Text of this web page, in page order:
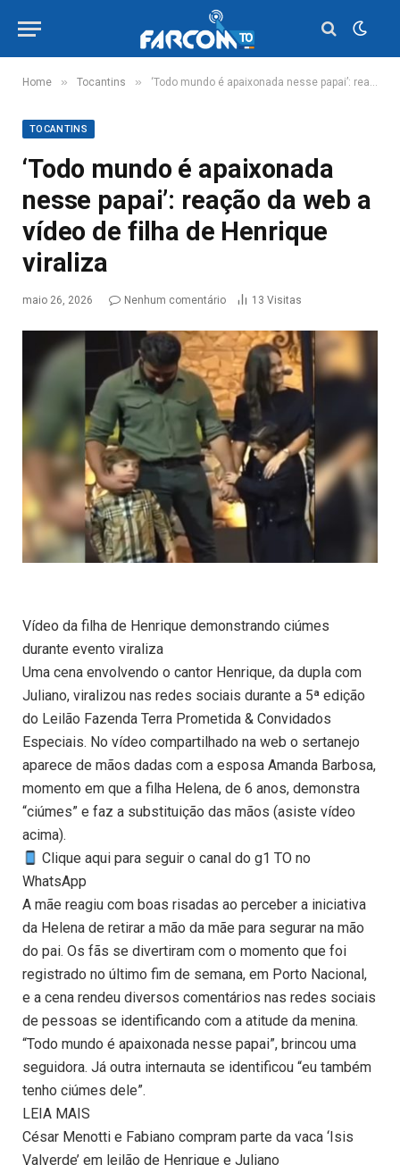
Home » Tocantins » ‘Todo mundo é apaixonada nesse papai’: reação da web a vídeo de filha de Henrique viraliza
TOCANTINS
‘Todo mundo é apaixonada
nesse papai’: reação da web a
vídeo de filha de Henrique
viraliza
maio 26, 2026 Nenhum comentário 13 Visitas
Vídeo da filha de Henrique demonstrando ciúmes
durante evento viraliza
Uma cena envolvendo o cantor Henrique, da dupla com
Juliano, viralizou nas redes sociais durante a 5ª edição
do Leilão Fazenda Terra Prometida & Convidados
Especiais. No vídeo compartilhado na web o sertanejo
aparece de mãos dadas com a esposa Amanda Barbosa,
momento em que a filha Helena, de 6 anos, demonstra
“ciúmes” e faz a substituição das mãos (asiste vídeo
acima).
Clique aqui para seguir o canal do g1 TO no
WhatsApp
A mãe reagiu com boas risadas ao perceber a iniciativa
da Helena de retirar a mão da mãe para segurar na mão
do pai. Os fãs se divertiram com o momento que foi
registrado no último fim de semana, em Porto Nacional,
e a cena rendeu diversos comentários nas redes sociais
de pessoas se identificando com a atitude da menina.
“Todo mundo é apaixonada nesse papai”, brincou uma
seguidora. Já outra internauta se identificou “eu também
tenho ciúmes dele”.
LEIA MAIS
César Menotti e Fabiano compram parte da vaca ‘Isis
Valverde’ em leilão de Henrique e Juliano